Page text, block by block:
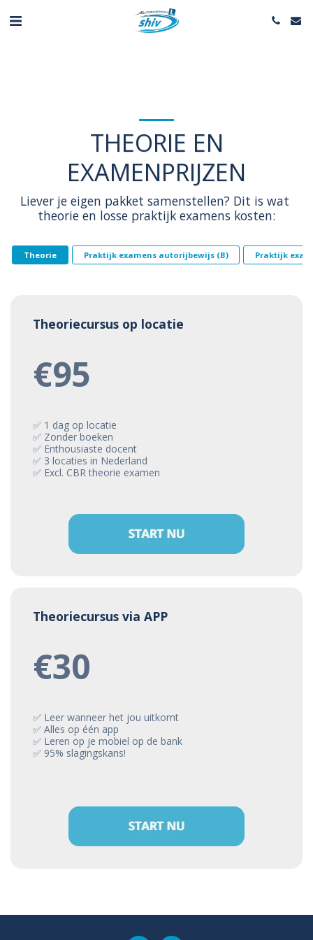
THEORIE EN
EXAMENPRIJZEN
Liever je eigen pakket samenstellen? Dit is wat
theorie en losse praktijk examens kosten:
Theorie Praktijk examens autorijbewijs (B) Praktijk
Theoriecursus op locatie
€95
✅ 1 dag op locatie
✅ Zonder boeken
✅ Enthousiaste docent
✅ 3 locaties in Nederland
✅ Excl. CBR theorie examen
Theoriecursus via APP
€30
✅ Leer wanneer het jou uitkomt
✅ Alles op één app
✅ Leren op je mobiel op de bank
✅ 95% slagingskans!